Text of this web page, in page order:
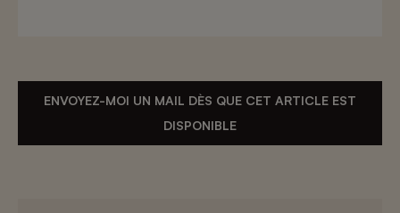
ENVOYEZ-MOI UN MAIL DÈS QUE CET ARTICLE EST
DISPONIBLE